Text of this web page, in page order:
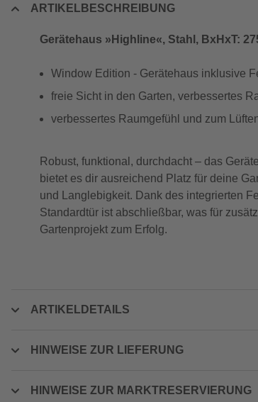
ARTIKELBESCHREIBUNG
Gerätehaus »Highline«, Stahl, BxHxT:
Window Edition - Gerätehaus inklusive
freie Sicht in den Garten, verbessertes
verbessertes Raumgefühl und zum
Robust, funktional, durchdacht – das
bietet es dir ausreichend Platz für deine
und Langlebigkeit. Dank des integrierten
Standardtür ist abschließbar, was für
Gartenprojekt zum Erfolg.
ARTIKELDETAILS
HINWEISE ZUR LIEFERUNG
HINWEISE ZUR MARKTRESERVIERUNG